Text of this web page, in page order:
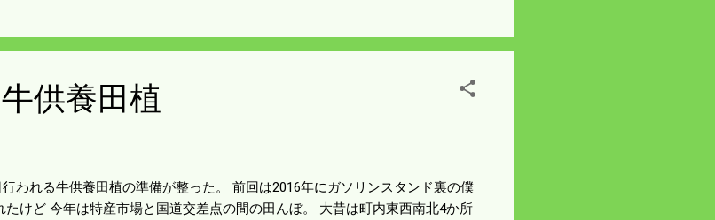
供養田植
われる牛供養田植の準備が整った。 前回は2016年にガソリンスタンド裏の僕
たけど 今年は特産市場と国道交差点の間の田んぼ。 大昔は町内東西南北4か所